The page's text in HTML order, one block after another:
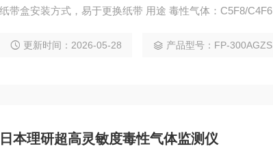
纸带盒安装方式，易于更换纸带 用途 毒性气体：C5F8/C4F6
更新时间：2026-05-28 产品型号：FP-300AGZS
日本理研超高灵敏度毒性气体监测仪